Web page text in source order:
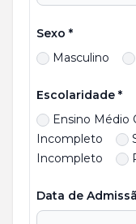
Sexo *
Masculino
Escolaridade *
Ensino Médio
Incompleto
Incompleto
Data de